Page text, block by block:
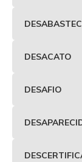
DESACATO
DESAFIO